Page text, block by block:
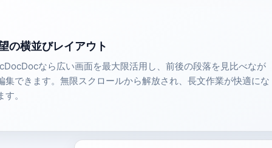
の横並びレイアウト
なら広い画面を最大限活用し、前後の段落を見比べなが
集できます。無限スクロールから解放され、長文作業が快適にな
す。